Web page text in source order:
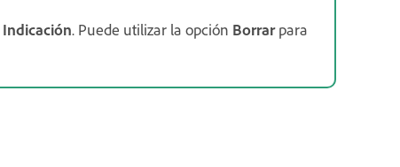
Indicación. Puede utilizar la opción Borrarpara